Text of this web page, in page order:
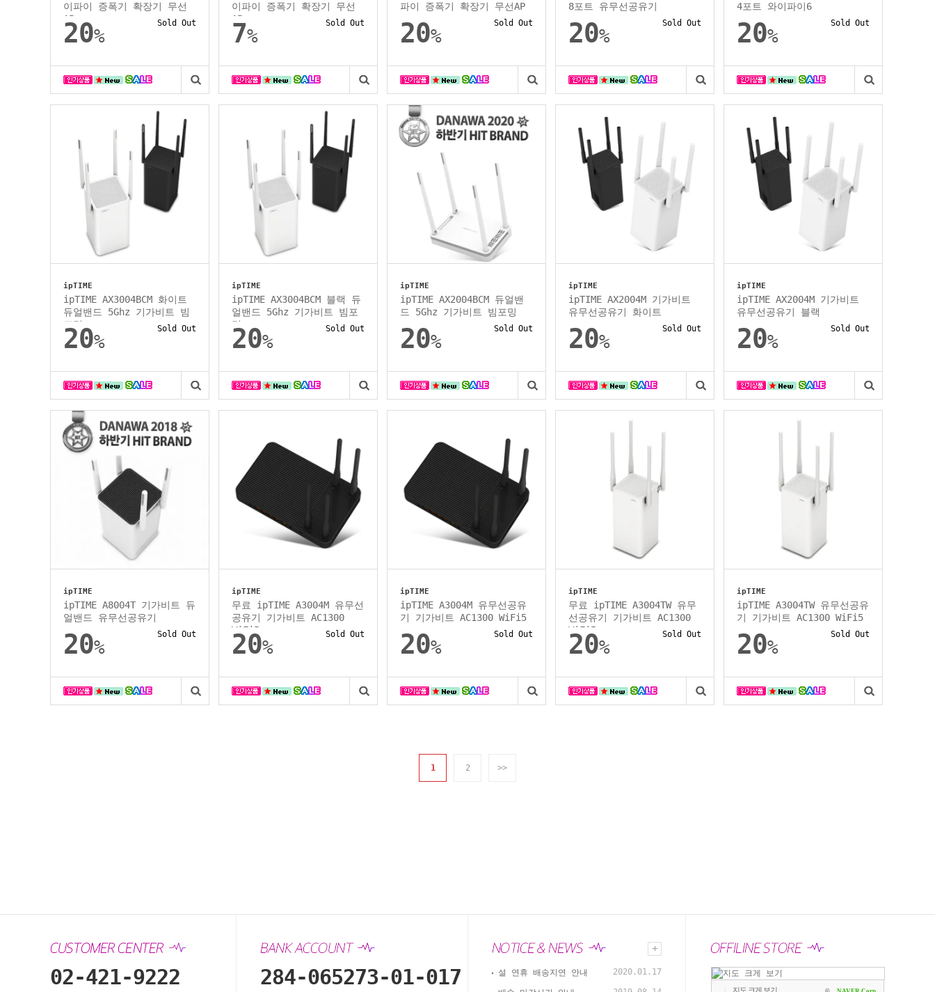
이파이 증폭기 확장기 무선
AP
20%
Sold Out
이파이 증폭기 확장기 무선
AP
7%
Sold Out
파이 증폭기 확장기 무선AP
20%
Sold Out
8포트 유무선공유기
20%
Sold Out
4포트 와이파이6
20%
Sold Out
ipTIME
ipTIME AX3004BCM 화이트
듀얼밴드 5Ghz 기가비트 빔
포밍
20%
Sold Out
ipTIME
ipTIME AX3004BCM 블랙 듀
얼밴드 5Ghz 기가비트 빔포
밍
20%
Sold Out
ipTIME
ipTIME AX2004BCM 듀얼밴
드 5Ghz 기가비트 빔포밍
20%
Sold Out
ipTIME
ipTIME AX2004M 기가비트
유무선공유기 화이트
20%
Sold Out
ipTIME
ipTIME AX2004M 기가비트
유무선공유기 블랙
20%
Sold Out
ipTIME
ipTIME A8004T 기가비트 듀
얼밴드 유무선공유기
20%
Sold Out
ipTIME
무료 ipTIME A3004M 유무선
공유기 기가비트 AC1300
WiFi5
20%
Sold Out
ipTIME
ipTIME A3004M 유무선공유
기 기가비트 AC1300 WiFi5
20%
Sold Out
ipTIME
무료 ipTIME A3004TW 유무
선공유기 기가비트 AC1300
WiFi5
20%
Sold Out
ipTIME
ipTIME A3004TW 유무선공유
기 기가비트 AC1300 WiFi5
20%
Sold Out
1 2 >>
02-421-9222 284-065273-01-017 설 연휴 배송지연 안내 2020.01.17
지도 크게 보기